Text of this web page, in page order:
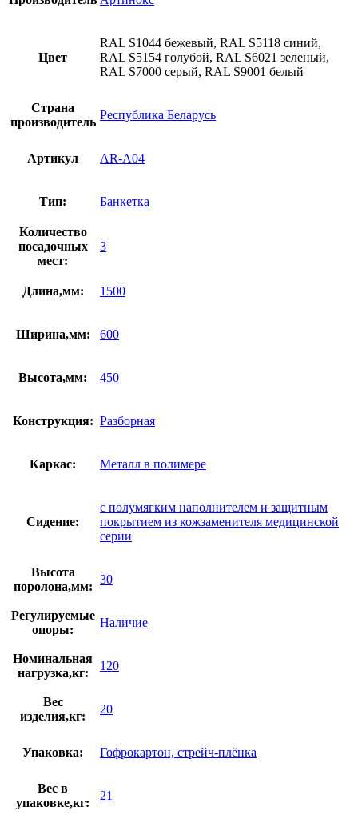
Цвет
RAL S1044 бежевый, RAL S5118 синий,
RAL S5154 голубой, RAL S6021 зеленый,
RAL S7000 серый, RAL S9001 белый
Страна
производитель
Республика Беларусь
Артикул AR-A04
Тип: Банкетка
Количество
посадочных
мест:
3
Длина,мм: 1500
Ширина,мм: 600
Высота,мм: 450
Конструкция: Разборная
Каркас: Металл в полимере
Сидение:
с полумягким наполнителем и защитным
покрытием из кожзаменителя медицинской
серии
Высота
поролона,мм:
30
Регулируемые
опоры:
Наличие
Номинальная
нагрузка,кг:
120
Вес
изделия,кг:
20
Упаковка: Гофрокартон, стрейч-плёнка
Вес в
упаковке,кг:
21